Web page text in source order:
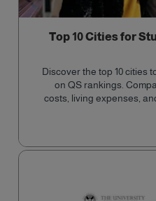
Top 10 Cities for
Discover the top 10 cities
on QS rankings.
costs, living expenses,